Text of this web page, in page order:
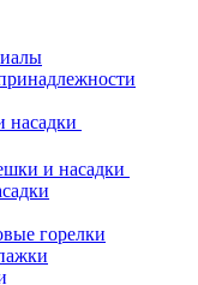
насадки
и насадки
горелки